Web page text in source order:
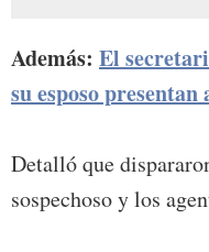
Además: El
su esposo presentan
Detalló que
sospechoso y los